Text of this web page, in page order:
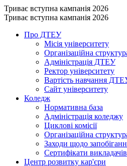
Триває вступна кампанія 2026
Триває вступна кампанія 2026
Про ДТЕУ
Місія університету
Організаційна
Адміністрація ДТЕУ
Ректор університету
Вартість навчання
Сайт університету
Коледж
Нормативна база
Адміністрація коледжу
Циклові комісії
Організаційна
Заходи щодо
Сертифікати викладачів
Центр розвитку кар'єри